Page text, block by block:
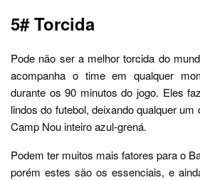
5# Torcida
Pode não ser a melhor torcida do
acompanha o time em qualquer
durante os 90 minutos do jogo. Eles
lindos do futebol, deixando qualquer
Camp Nou inteiro azul-grená.
Podem ter muitos mais fatores para o
porém estes são os essenciais, e